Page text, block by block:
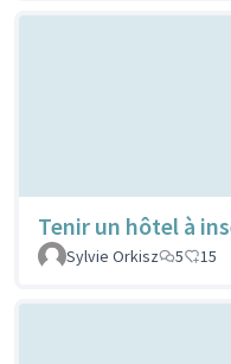
Tenir un hôtel à
Sylvie Orkisz
5 15